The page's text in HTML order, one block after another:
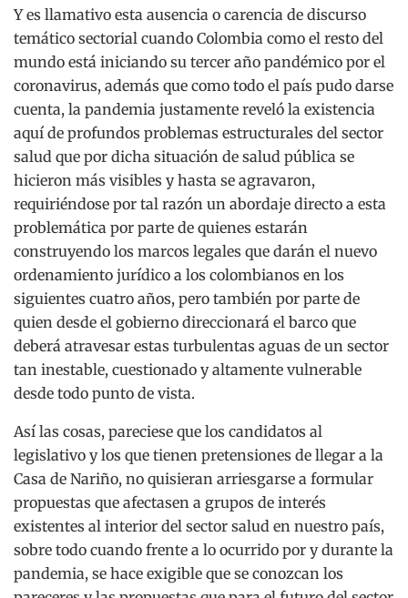
Y es llamativo esta ausencia o carencia de discurso
temático sectorial cuando Colombia como el resto del
mundo está iniciando su tercer año pandémico por el
coronavirus, además que como todo el país pudo darse
cuenta, la pandemia justamente reveló la existencia
aquí de profundos problemas estructurales del sector
salud que por dicha situación de salud pública se
hicieron más visibles y hasta se agravaron,
requiriéndose por tal razón un abordaje directo a esta
problemática por parte de quienes estarán
construyendo los marcos legales que darán el nuevo
ordenamiento jurídico a los colombianos en los
siguientes cuatro años, pero también por parte de
quien desde el gobierno direccionará el barco que
deberá atravesar estas turbulentas aguas de un sector
tan inestable, cuestionado y altamente vulnerable
desde todo punto de vista.
Así las cosas, pareciese que los candidatos al
legislativo y los que tienen pretensiones de llegar a la
Casa de Nariño, no quisieran arriesgarse a formular
propuestas que afectasen a grupos de interés
existentes al interior del sector salud en nuestro país,
sobre todo cuando frente a lo ocurrido por y durante la
pandemia, se hace exigible que se conozcan los